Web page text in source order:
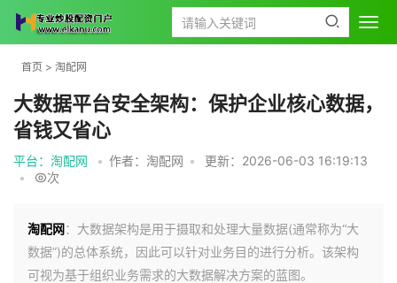
首页 > 淘配网
大数据平台安全架构：保护企业核心数据，
省钱又省心
平台：淘配网 • 作者：淘配网 •
更新：2026-06-03 16:19:13
•
次
淘配网：大数据架构是用于摄取和处理大量数据(通常称为“大
数据”)的总体系统，因此可以针对业务目的进行分析。该架构
可视为基于组织业务需求的大数据解决方案的蓝图。